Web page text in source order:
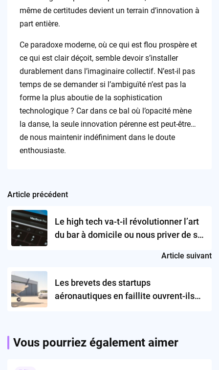
même de certitudes devient un terrain d’innovation à
part entière.
Ce paradoxe moderne, où ce qui est flou prospère et
ce qui est clair déçoit, semble devoir s’installer
durablement dans l’imaginaire collectif. N’est-il pas
temps de se demander si l’ambiguïté n’est pas la
forme la plus aboutie de la sophistication
technologique ? Car dans ce bal où l’opacité mène
la danse, la seule innovation pérenne est peut-être…
de nous maintenir indéfiniment dans le doute
enthousiaste.
Post
navigation
Article précédent
Le high tech va-t-il révolutionner l’art
du bar à domicile ou nous priver de son
Article suivant
Les brevets des startups
aéronautiques en faillite ouvrent-ils
Vous pourriez également aimer